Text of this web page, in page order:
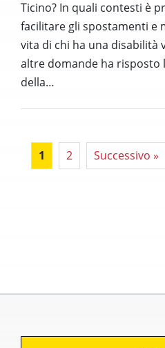
Ticino? In quali contesti è
facilitare gli spostamenti e
vita di chi ha una disabilità
altre domande ha risposto
della…
1 2 Successivo »